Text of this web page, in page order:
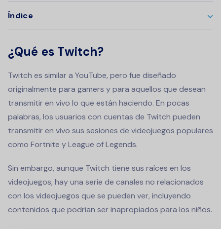
Índice
¿Qué es Twitch?
Twitch es similar a YouTube, pero fue diseñado
originalmente para gamers y para aquellos que desean
transmitir en vivo lo que están haciendo. En pocas
palabras, los usuarios con cuentas de Twitch pueden
transmitir en vivo sus sesiones de videojuegos populares
como Fortnite y League of Legends.
Sin embargo, aunque Twitch tiene sus raíces en los
videojuegos, hay una serie de canales no relacionados
con los videojuegos que se pueden ver, incluyendo
contenidos que podrían ser inapropiados para los niños.